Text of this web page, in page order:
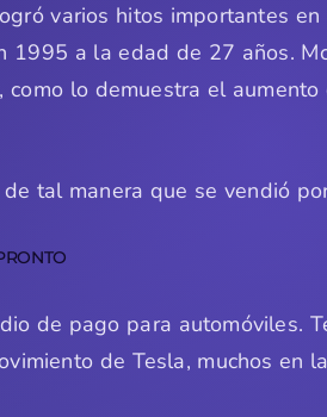
varios hitos importantes
a la edad de 27 años.
lo demuestra el
tal manera que se vendió
de pago para
de Tesla, muchos